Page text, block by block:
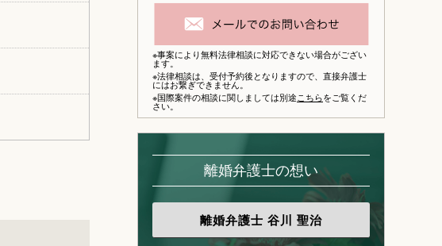
※事案により無料法律相談に対応できない場合がござい
ます。
※法律相談は、 受付予約後となりますので、 直接弁護士
にはお繋ぎできません。
※国際案件の相談に関しましては別途こちらをご覧くだ
さい。
離婚弁護士の想い
離婚弁護士 谷川 聖治